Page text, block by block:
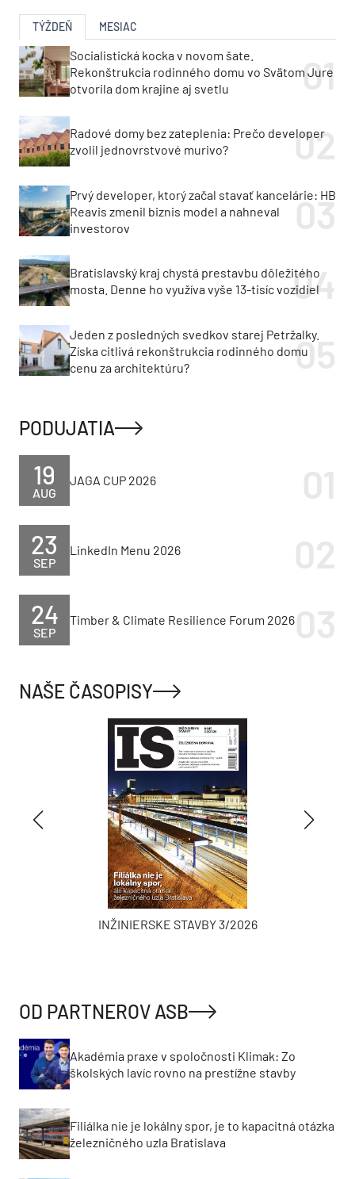
TÝŽDEŇ MESIAC
Socialistická kocka v novom šate.
Rekonštrukcia rodinného domu vo Svätom Jure
otvorila dom krajine aj svetlu
Radové domy bez zateplenia: Prečo developer
zvolil jednovrstvové murivo?
Prvý developer, ktorý začal stavať kancelárie: HB
Reavis zmenil biznis model a nahneval
investorov
Bratislavský kraj chystá prestavbu dôležitého
mosta. Denne ho využíva vyše 13-tisíc vozidiel
Jeden z posledných svedkov starej Petržalky.
Získa citlivá rekonštrukcia rodinného domu
cenu za architektúru?
PODUJATIA
AUG
19 JAGA CUP 2026
SEP
23 LinkedIn Menu 2026
SEP
24 Timber & Climate Resilience Forum 2026
NAŠE ČASOPISY
INŽINIERSKE STAVBY 3/2026
OD PARTNEROV ASB
Akadémia praxe v spoločnosti Klimak: Zo
školských lavíc rovno na prestížne stavby
Filiálka nie je lokálny spor, je to kapacitná otázka
železničného uzla Bratislava